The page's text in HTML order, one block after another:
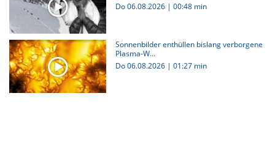
Do 06.08.2026 | 00:48 min
Sonnenbilder enthüllen bislang verborgene
Plasma-W...
Do 06.08.2026 | 01:27 min